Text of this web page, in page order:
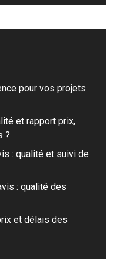
pour vos projets
et rapport prix,
?
: qualité et suivi de
: qualité des
et délais des